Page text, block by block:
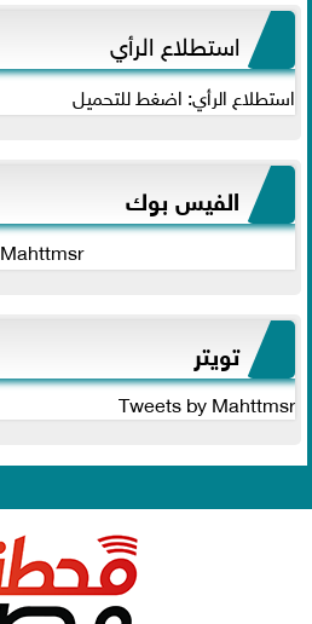
استطلاع الرأي
استطلاع الرأي: اضغط للتحميل
الفيس بوك
Mahttmsr
تويتر
Tweets by Mahttmsr